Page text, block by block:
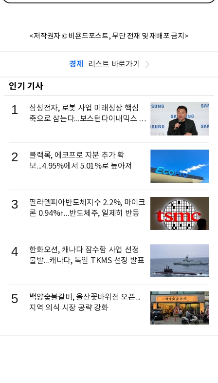
<저작권자 © 비욘드포스트, 무단 전재 및 재배포 금지>
경제 리스트 바로가기
인기 기사
1
삼성전자, 로봇 사업 미래성장 핵심
축으로 삼는다...보스턴다이내믹스 출
2
블랙록, 에코프로 지분 추가 확
보...4.95%에서 5.01%로 높아져
3
필라델피아반도체지수 2.2%, 마이크
론 0.94%↑...반도체주, 일제히 반등
4
한화오션, 캐나다 잠수함 사업 선정
불발...캐나다, 독일 TKMS 선정 발표
5
백양숯불갈비, 울산꽃바위점 오픈...
지역 외식 시장 공략 강화